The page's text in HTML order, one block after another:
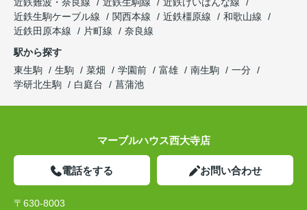
近鉄生駒ケーブル線
関西本線 近鉄橿原線
和歌山線
近鉄田原本線
片町線
奈良線
駅から探す
東生駒
生駒 菜畑 学園前 富雄 南生駒
一分
学研北生駒
白庭台 菖蒲池
マーブルハウス西大寺店
電話をする お問い合わせ
〒630-8003